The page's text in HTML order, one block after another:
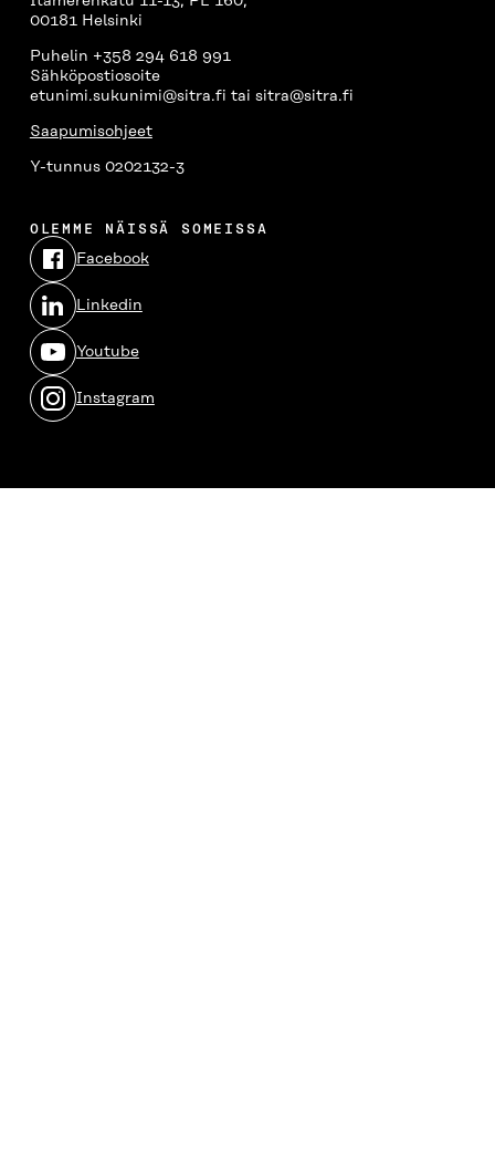
00181 Helsinki
Puhelin +358 294 618 991
Sähköpostiosoite
etunimi.sukunimi@sitra.fi tai sitra@sitra.fi
Saapumisohjeet
Y-tunnus 0202132-3
OLEMME NÄISSÄ SOMEISSA
Facebook
Avautuu
uudessa
ikkunassaLinkedin
Avautuu
uudessa
ikkunassaYoutube
Avautuu
uudessa
ikkunassaInstagram
Avautuu
uudessa